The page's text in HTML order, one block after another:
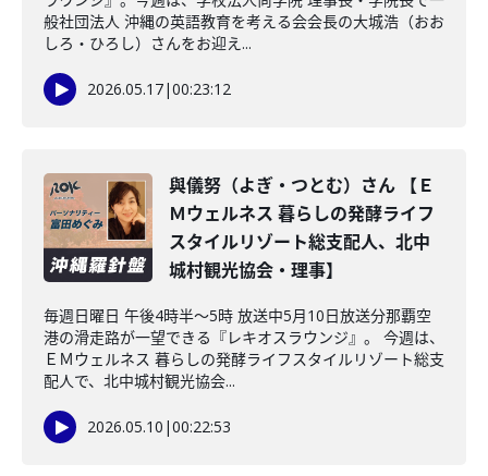
般社団法人 沖縄の英語教育を考える会会長の大城浩（おお
しろ・ひろし）さんをお迎え...
2026.05.17|00:23:12
與儀努（よぎ・つとむ）さん 【Ｅ
Ｍウェルネス 暮らしの発酵ライフ
スタイルリゾート総支配人、北中
城村観光協会・理事】
毎週日曜日 午後4時半～5時 放送中5月10日放送分那覇空
港の滑走路が一望できる『レキオスラウンジ』。 今週は、
ＥＭウェルネス 暮らしの発酵ライフスタイルリゾート総支
配人で、北中城村観光協会...
2026.05.10 |00:22:53